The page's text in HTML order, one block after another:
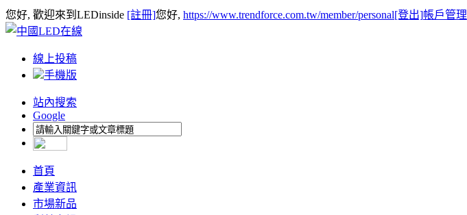
您好, 歡迎來到LEDinside [註冊]您好, https://www.trendforce.com.tw/member/personal[登出]帳戶管理
線上投稿
手機版
站內搜索
Google
首頁
產業資訊
市場新品